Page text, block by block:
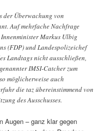
der Überwachung von
Auf mehrfache Nachfrage
Markus Ulbig
(FDP) und Landespolizeichef
Landtags nicht ausschließen,
IMSI-Catcher zum
möglicherweise auch
die taz übereinstimmend von
des Ausschusses.
Augen – ganz klar gegen